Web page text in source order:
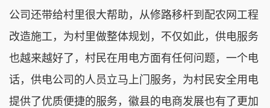
公司还带给村里很大帮助，从修路移杆到配农网工程
改造施工，为村里做整体规划，不仅如此，供电服务
也越来越好了，村民在用电方面有任何问题，一个电
话，供电公司的人员立马上门服务，为村民安全用电
提供了优质便捷的服务，徽县的电商发展也有了更加